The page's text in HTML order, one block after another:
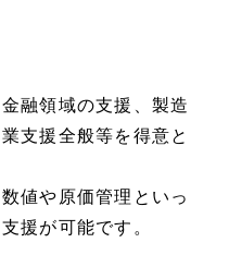
融領域の支援、製造
支援全般等を得意と
値や原価管理といっ
援が可能です。